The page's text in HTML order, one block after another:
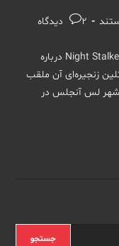
نظرات
2 دیدگاه‌
مستند جنایی Night Stalker: The Hunt for a Serial Killer درباره
زنجیره‌ای آن ملقب
شب است. در تابستان سال ۱۹۸۵ ، شهر لس آنجلس در
جستجو